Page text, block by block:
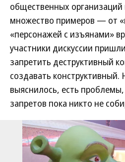
общественных организаций
множество примеров — от
«персонажей с изъянами»
участники дискуссии
запретить деструктивный
создавать конструктивный.
выяснилось, есть
запретов пока никто не